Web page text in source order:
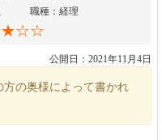
職種：経理
公開日：2021年11月4日
の奥様によって書かれ